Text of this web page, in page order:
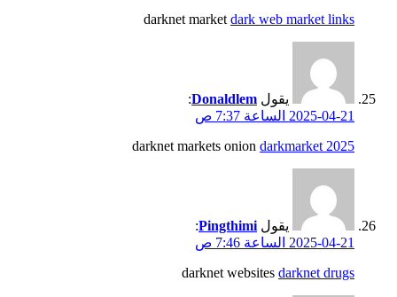
darknet marketdark web market links
يقول Donaldlem
:
2025-04-21 الساعة 7:37 ص
darknet markets oniondarkmarket 2025
يقول Pingthimi
:
2025-04-21 الساعة 7:46 ص
darknet websitesdarknet drugs